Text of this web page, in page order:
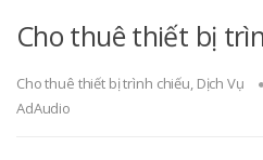
Cho thuê thiết bị
Cho thuê thiết bị trình chiếu, Dịch Vụ
AdAudio